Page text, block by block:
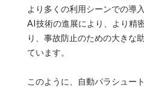
より多くの利用シーンでの導
AI技術の進展により、より精
り、事故防止のための大きな
ています。
このように、自動パラシュー